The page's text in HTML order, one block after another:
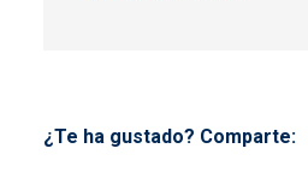
¿Te ha gustado? Comparte: